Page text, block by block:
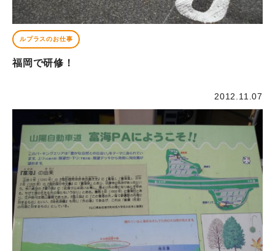
ルプラスのお仕事
福岡で研修！
2012.11.07